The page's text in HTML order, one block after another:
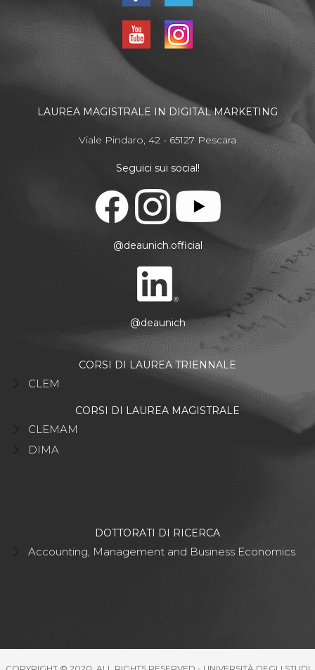
LAUREA MAGISTRALE IN DIGITAL MARKETING
Viale Pindaro, 42 - 65127 Pescara
Seguici sui social!
@deaunich.official
@deaunich
CORSI DI LAUREA TRIENNALE
CLEM
CORSI DI LAUREA MAGISTRALE
CLEMAM
DIMA
DOTTORATI DI RICERCA
Accounting, Management and Business Economics